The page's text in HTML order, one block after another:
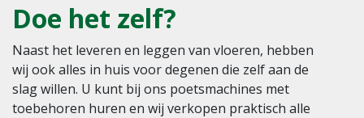
Doe het zelf?
Naast het leveren en leggen van vloeren, hebben
wij ook alles in huis voor degenen die zelf aan de
slag willen. U kunt bij ons poetsmachines met
toebehoren huren en wij verkopen praktisch alle